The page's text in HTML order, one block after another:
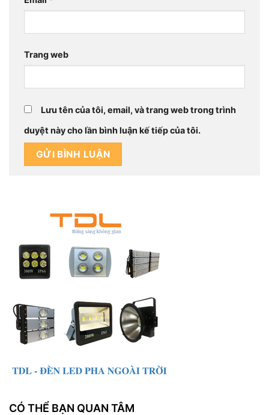
Trang web
Lưu tên của tôi, email, và trang web trong trình
duyệt này cho lần bình luận kế tiếp của tôi.
CÓ THỂ BẠN QUAN TÂM